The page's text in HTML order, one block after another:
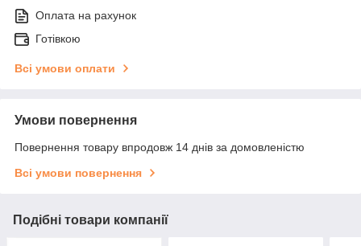
Оплата на рахунок
Готівкою
Всі умови оплати
Умови повернення
Повернення товару впродовж 14 днів за домовленістю
Всі умови повернення
Подібні товари компанії